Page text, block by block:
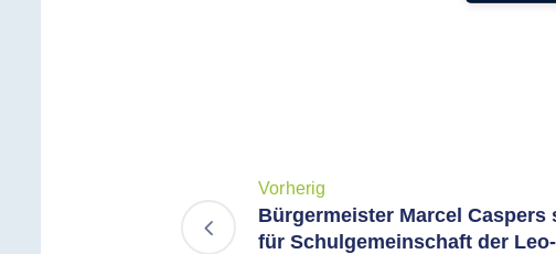
Vorherig
Bürgermeister Marcel Caspers
für Schulgemeinschaft der